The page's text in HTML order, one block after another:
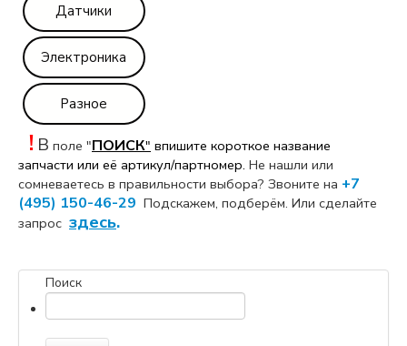
Датчики
Электроника
Разное
! В поле "ПОИСК" впишите короткое название
запчасти или её артикул/партномер. Не нашли или
сомневаетесь в правильности выбора? Звоните на +7
(495) 150-46-29 Подскажем, подберём. Или сделайте
запрос здесь.
Поиск